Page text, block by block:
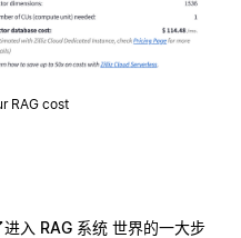
RAG cost
入 RAG 系统 世界的一大步